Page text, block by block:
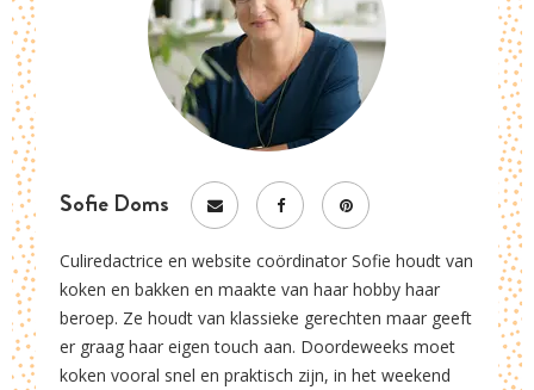
Sofie Doms
Culiredactrice en website coördinator Sofie houdt van
koken en bakken en maakte van haar hobby haar
beroep. Ze houdt van klassieke gerechten maar geeft
er graag haar eigen touch aan. Doordeweeks moet
koken vooral snel en praktisch zijn, in het weekend